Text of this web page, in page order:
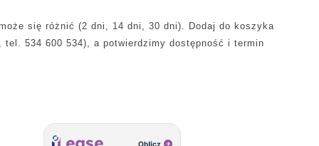
się różnić (2 dni, 14 dni, 30 dni). Dodaj do koszyka
, tel. 534 600 534), a potwierdzimy dostępność i termin